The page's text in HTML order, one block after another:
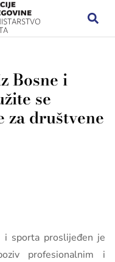
Bosne i
se
za društvene
i sporta proslijeđen je
profesionalnim i